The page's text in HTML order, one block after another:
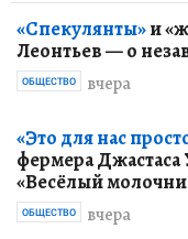
«Спекулянты»и
Леонтьев — о
вчера
ОБЩЕСТВО
«Это для нас
фермера Джастаса
«Весёлый
вчера
ОБЩЕСТВО